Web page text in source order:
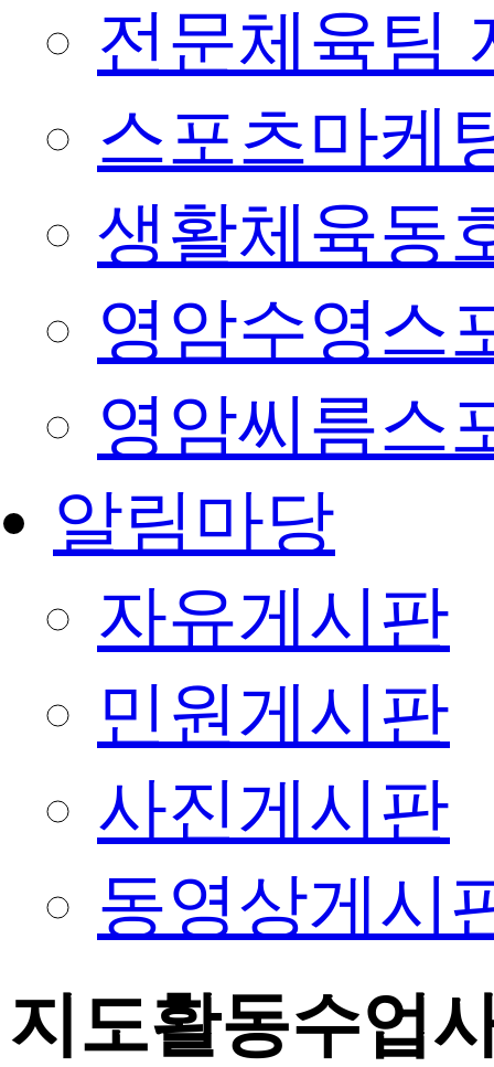
전문체육팀
스포츠마케
생활체육동
영암수영스
영암씨름스
알림마당
자유게시판
민원게시판
사진게시판
동영상게시
지도활동수업